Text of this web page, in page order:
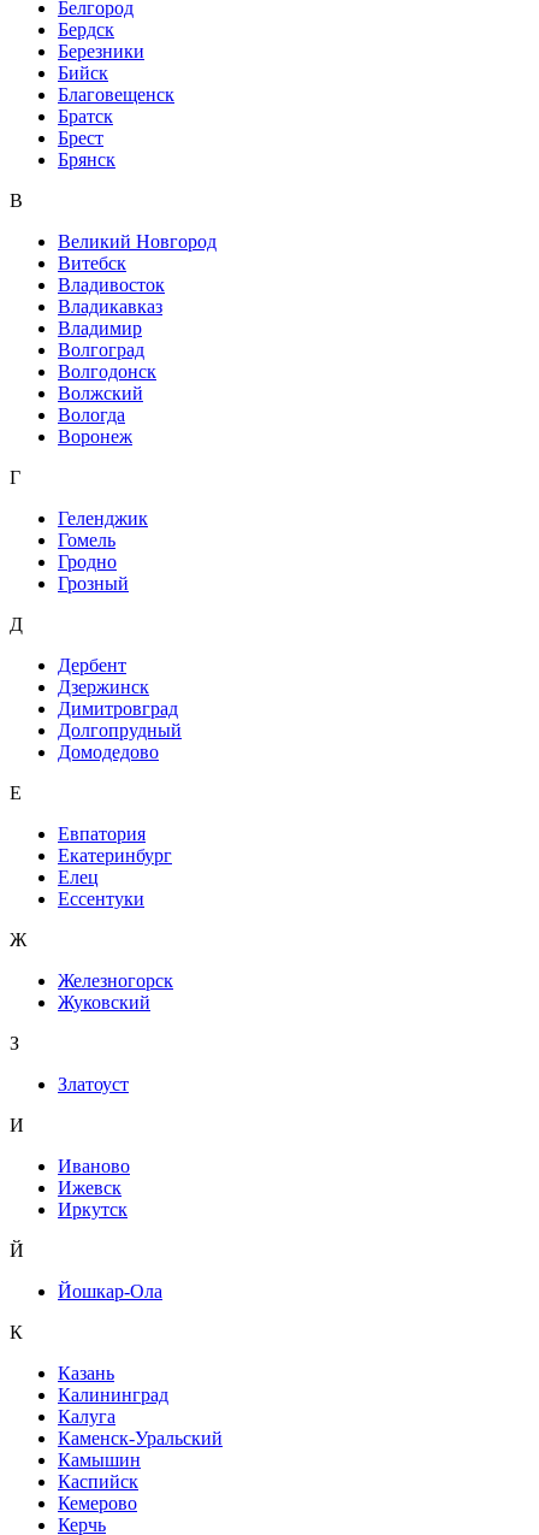
Белгород
Бердск
Березники
Бийск
Благовещенск
Братск
Брест
Брянск
В
Великий Новгород
Витебск
Владивосток
Владикавказ
Владимир
Волгоград
Волгодонск
Волжский
Вологда
Воронеж
Г
Геленджик
Гомель
Гродно
Грозный
Д
Дербент
Дзержинск
Димитровград
Долгопрудный
Домодедово
Е
Евпатория
Екатеринбург
Елец
Ессентуки
Ж
Железногорск
Жуковский
З
Златоуст
И
Иваново
Ижевск
Иркутск
Й
Йошкар-Ола
К
Казань
Калининград
Калуга
Каменск-Уральский
Камышин
Каспийск
Кемерово
Керчь